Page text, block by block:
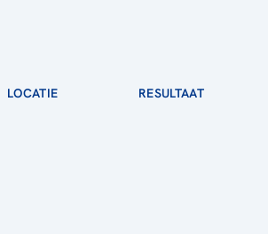
LOCATIE RESULTAAT